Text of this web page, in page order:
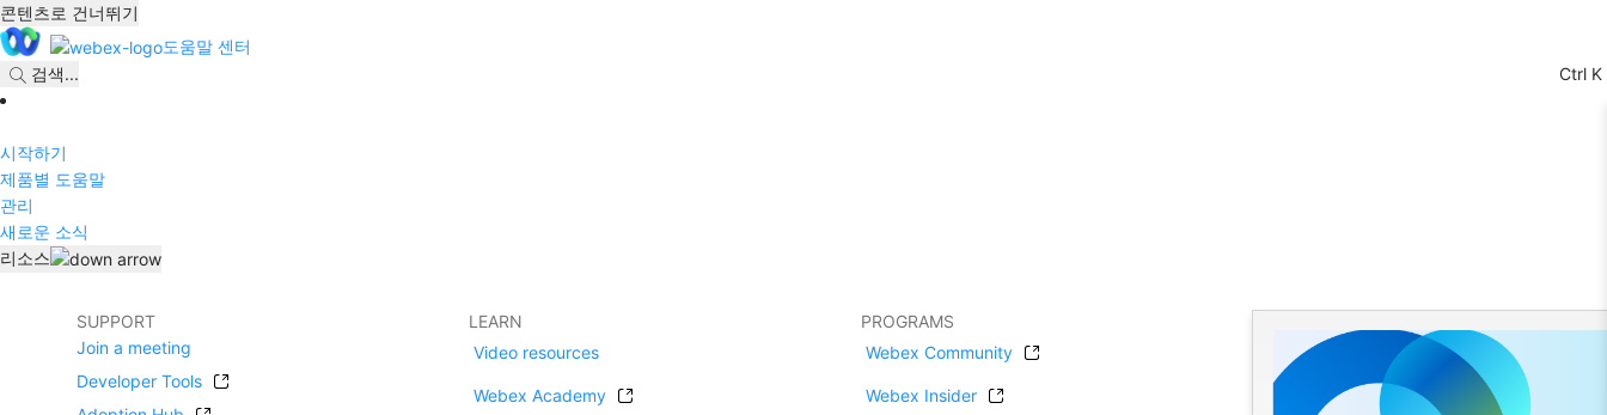
콘텐츠로 건너뛰기
도움말 센터
검색... Ctrl K
시작하기
제품별 도움말
관리
새로운 소식
리소스
SUPPORT
Join a meeting
Developer Tools
LEARN
Video resources
Webex Academy
PROGRAMS
Webex Community
Webex Insider